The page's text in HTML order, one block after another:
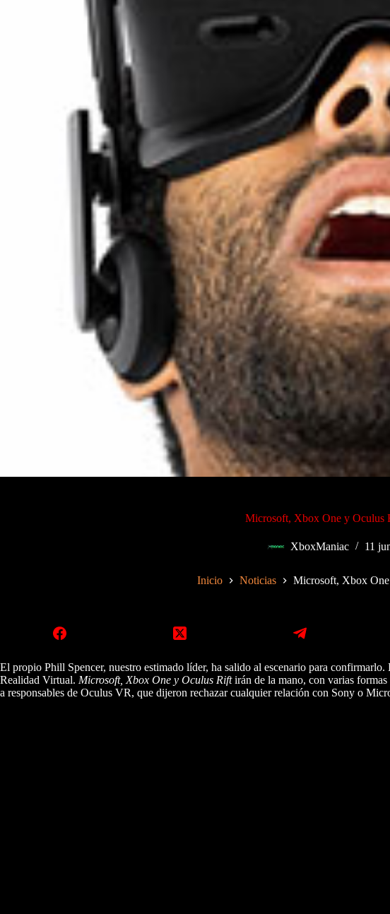
Microsoft, Xbox One y Oculus
XboxManiac 11
Inicio Noticias Microsoft, Xbox
El propio Phill Spencer, nuestro estimado líder, ha salido al escenario para
Realidad Virtual. Microsoft, Xbox One y Oculus Riftirán de la mano, con varias formas
a responsables de Oculus VR, que dijeron rechazar cualquier relación con Sony o